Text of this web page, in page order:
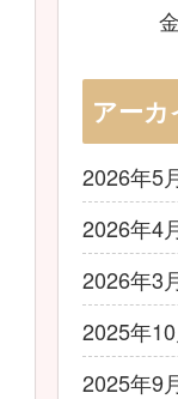
アー
2026年5
2026年4
2026年3
2025年10
2025年9